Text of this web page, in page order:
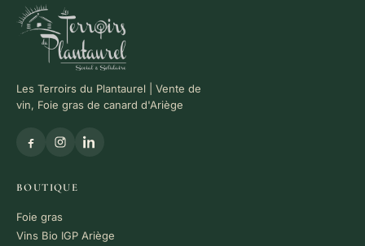
Les Terroirs du Plantaurel | Vente de
vin, Foie gras de canard d'Ariège
BOUTIQUE
Foie gras
Vins Bio IGP Ariège